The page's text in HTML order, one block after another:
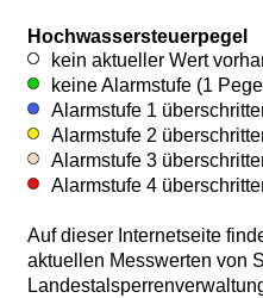
Hochwassersteuerpegel
kein aktueller Wert
keine Alarmstufe (1
Alarmstufe 1
Alarmstufe 2
Alarmstufe 3
Alarmstufe 4
Auf dieser Internetseite
aktuellen Messwerten von